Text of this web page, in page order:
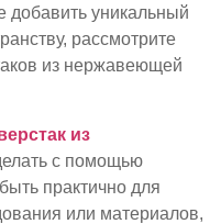
добавить уникальный
рассмотрите
из нержавеющей
из
с помощью
практично для
или материалов,